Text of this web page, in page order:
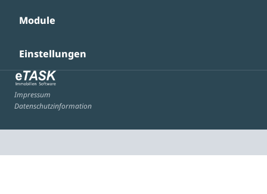
Module
Einstellungen
Impressum
Datenschutzinformation